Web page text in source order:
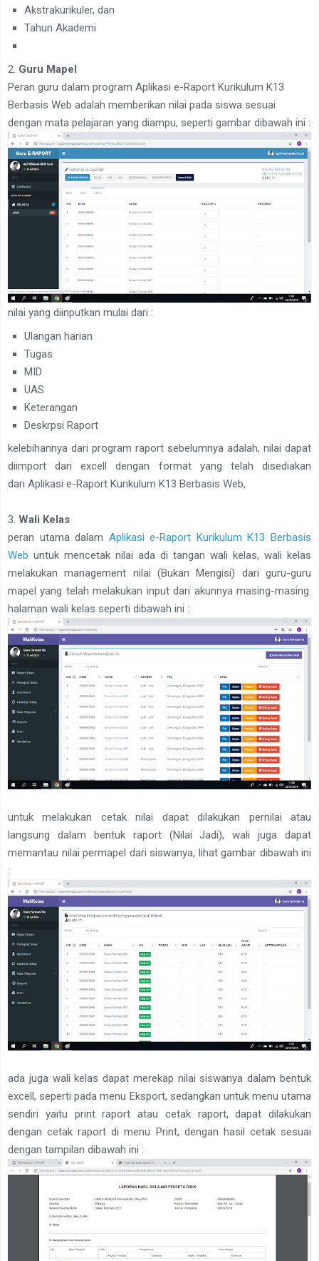
Akstrakurikuler, dan
Tahun Akademi
2. Guru Mapel
Peran guru dalam program Aplikasi e-Raport Kurikulum K13
Berbasis Web adalah memberikan nilai pada siswa sesuai
dengan mata pelajaran yang diampu, seperti gambar dibawah ini :
nilai yang diinputkan mulai dari :
Ulangan harian
Tugas
MID
UAS
Keterangan
Deskrpsi Raport
kelebihannya dari program raport sebelumnya adalah, nilai dapat
diimport dari excell dengan format yang telah disediakan
dari Aplikasi e-Raport Kurikulum K13 Berbasis Web,
3. Wali Kelas
peran utama dalam Aplikasi e-Raport Kurikulum K13 Berbasis
Web untuk mencetak nilai ada di tangan wali kelas, wali kelas
melakukan management nilai (Bukan Mengisi) dari guru-guru
mapel yang telah melakukan input dari akunnya masing-masing.
halaman wali kelas seperti dibawah ini :
untuk melakukan cetak nilai dapat dilakukan pernilai atau
langsung dalam bentuk raport (Nilai Jadi), wali juga dapat
memantau nilai permapel dari siswanya, lihat gambar dibawah ini
:
ada juga wali kelas dapat merekap nilai siswanya dalam bentuk
excell, seperti pada menu Eksport, sedangkan untuk menu utama
sendiri yaitu print raport atau cetak raport, dapat dilakukan
dengan cetak raport di menu Print, dengan hasil cetak sesuai
dengan tampilan dibawah ini :